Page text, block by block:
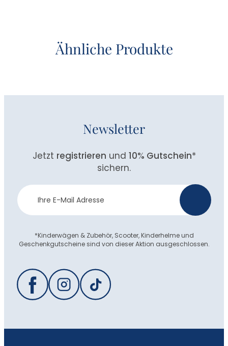
Ähnliche Produkte
Newsletter
Jetzt registrieren und 10% Gutschein*
sichern.
Newsletter
Anmeldung
*Kinderwägen & Zubehör, Scooter, Kinderhelme und
Geschenkgutscheine sind von dieser Aktion ausgeschlossen.